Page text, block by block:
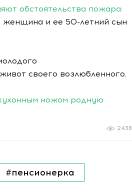
обстоятельства пожара:
женщина и ее 50-летний сын
своего возлюбленного.
ножом родную
2438
#пенсионерка